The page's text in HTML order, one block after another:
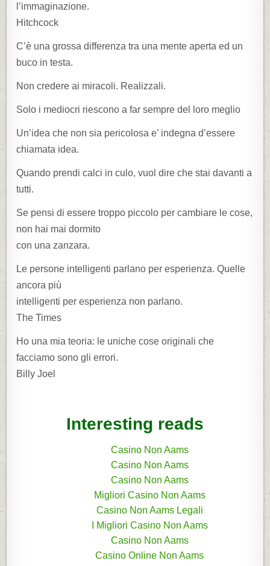
l’immaginazione.
Hitchcock
C’è una grossa differenza tra una mente aperta ed un
buco in testa.
Non credere ai miracoli. Realizzali.
Solo i mediocri riescono a far sempre del loro meglio
Un’idea che non sia pericolosa e’ indegna d’essere
chiamata idea.
Quando prendi calci in culo, vuol dire che stai davanti a
tutti.
Se pensi di essere troppo piccolo per cambiare le cose,
non hai mai dormito
con una zanzara.
Le persone intelligenti parlano per esperienza. Quelle
ancora più
intelligenti per esperienza non parlano.
The Times
Ho una mia teoria: le uniche cose originali che
facciamo sono gli errori.
Billy Joel
Interesting reads
Casino Non Aams
Casino Non Aams
Casino Non Aams
Migliori Casino Non Aams
Casino Non Aams Legali
I Migliori Casino Non Aams
Casino Non Aams
Casino Online Non Aams